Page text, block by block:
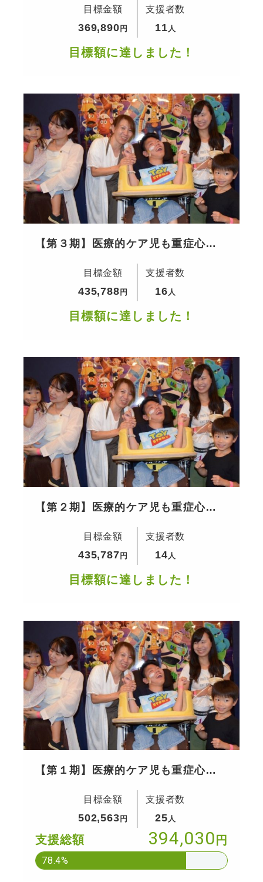
目標金額
369,890 円
支援者数
11人
目標額に達しました！
【第３期】医療的ケア児も重症心身
愉しめる社会へ
目標金額
435,788 円
支援者数
16人
目標額に達しました！
【第２期】医療的ケア児も重症心身
愉しめる社会へ
目標金額
435,787 円
支援者数
14 人
目標額に達しました！
【第１期】医療的ケア児も重症心身
愉しめる社会へ
目標金額
502,563 円
支援者数
25人
支援総額 394,030 円
78.4%